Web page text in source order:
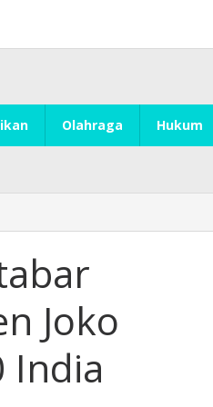
Olahraga Hukum
Joko
India